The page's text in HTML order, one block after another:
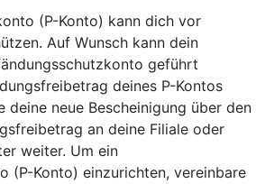
(P-Konto) kann dich vor
Auf Wunsch kann dein
geführt
deines P-Kontos
deine neue Bescheinigung über den
an deine Filiale oder
weiter. Um ein
(P-Konto) einzurichten, vereinbare